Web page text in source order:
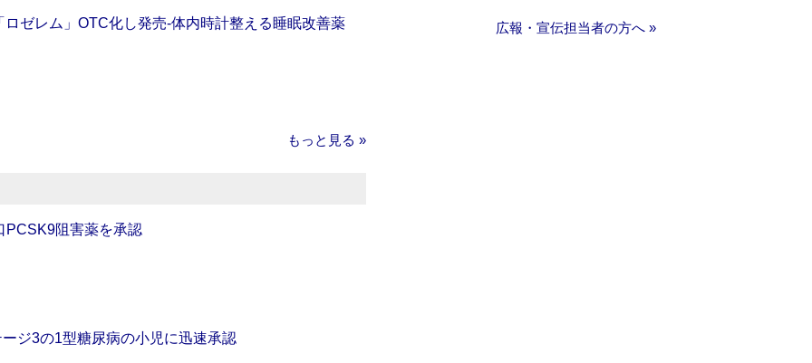
ロゼレム」OTC化し発売‐体内時計整える睡眠改善薬
もっと見る »
PCSK9阻害薬を承認
ジ3の1型糖尿病の小児に迅速承認
広報・宣伝担当者の方へ »